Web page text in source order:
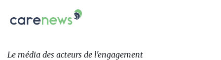
sur:
Le
des
Le média des acteurs de l'engagement